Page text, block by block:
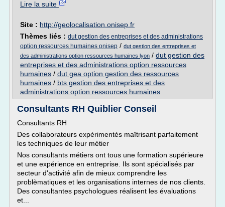
Lire la suite
Site : http://geolocalisation.onisep.fr
Thèmes liés : dut gestion des entreprises et des administrations
option ressources humaines onisep / dut gestion des entreprises et
des administrations option ressources humaines lyon / dut gestion des
entreprises et des administrations option ressources
humaines / dut gea option gestion des ressources
humaines / bts gestion des entreprises et des
administrations option ressources humaines
Consultants RH Quiblier Conseil
Consultants RH
Des collaborateurs expérimentés maîtrisant parfaitement
les techniques de leur métier
Nos consultants métiers ont tous une formation supérieure
et une expérience en entreprise. Ils sont spécialisés par
secteur d'activité afin de mieux comprendre les
problèmatiques et les organisations internes de nos clients.
Des consultantes psychologues réalisent les évaluations
et...